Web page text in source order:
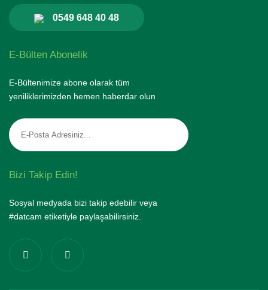
0549 648 40 48
E-Bülten Abonelik
E-Bültenimize abone olarak tüm
yeniliklerimizden hemen haberdar olun
Bizi Takip Edin!
Sosyal medyada bizi takip edebilir veya
#datcam etiketiyle paylaşabilirsiniz.